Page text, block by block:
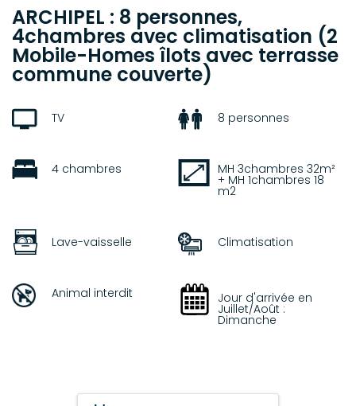
ARCHIPEL : 8 personnes,
4chambres avec climatisation (2
Mobile-Homes îlots avec terrasse
commune couverte)
TV 8 personnes
4 chambres MH 3chambres 32m²
+ MH 1chambres 18
m2
Lave-vaisselle Climatisation
Animal interdit Jour d'arrivée en
Juillet/Août :
Dimanche